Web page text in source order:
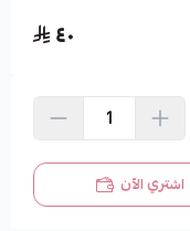
٤٠
اشتري الآن